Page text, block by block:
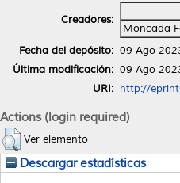
Creadores:
Moncada
Fecha del depósito: 09 Ago
Última modificación: 09 Ago
URI: http://
Actions (login required)
Ver elemento
Descargar estadísticas